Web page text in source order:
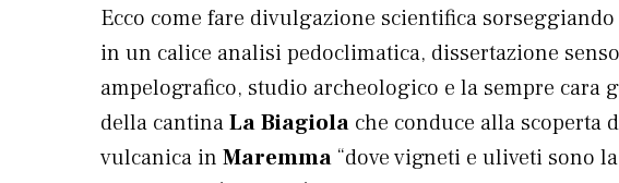
Ecco come fare divulgazione scientifica
in un calice analisi pedoclimatica, dissertazione
ampelografico, studio archeologico e la sempre cara
della cantinaLa Biagiola che conduce alla scoperta
vulcanica in Maremma “dove vigneti e uliveti sono